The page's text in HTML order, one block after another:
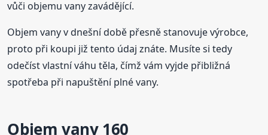
vůči objemu vany zavádějící.
Objem vany v dnešní době přesně stanovuje výrobce,
proto při koupi již tento údaj znáte. Musíte si tedy
odečíst vlastní váhu těla, čímž vám vyjde přibližná
spotřeba při napuštění plné vany.
Objem vany 160